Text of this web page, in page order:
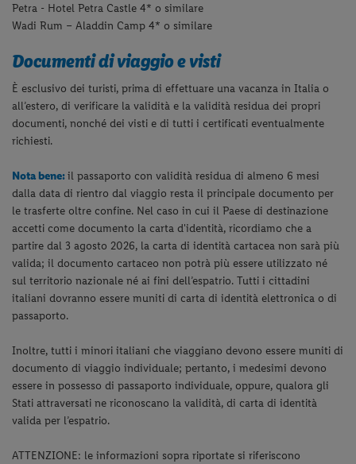
Petra - Hotel Petra Castle 4* o similare
Wadi Rum – Aladdin Camp 4* o similare
Documenti di viaggio e visti
È esclusivo dei turisti, prima di effettuare una vacanza in Italia o
all’estero, di verificare la validità e la validità residua dei propri
documenti, nonché dei visti e di tutti i certificati eventualmente
richiesti.
Nota bene:il passaporto con validità residua di almeno 6 mesi
dalla data di rientro dal viaggio resta il principale documento per
le trasferte oltre confine. Nel caso in cui il Paese di destinazione
accetti come documento la carta d'identità, ricordiamo che a
partire dal 3 agosto 2026, la carta di identità cartacea non sarà più
valida; il documento cartaceo non potrà più essere utilizzato né
sul territorio nazionale né ai fini dell’espatrio. Tutti i cittadini
italiani dovranno essere muniti di carta di identità elettronica o di
passaporto.
Inoltre, tutti i minori italiani che viaggiano devono essere muniti di
documento di viaggio individuale; pertanto, i medesimi devono
essere in possesso di passaporto individuale, oppure, qualora gli
Stati attraversati ne riconoscano la validità, di carta di identità
valida per l’espatrio.
ATTENZIONE: le informazioni sopra riportate si riferiscono